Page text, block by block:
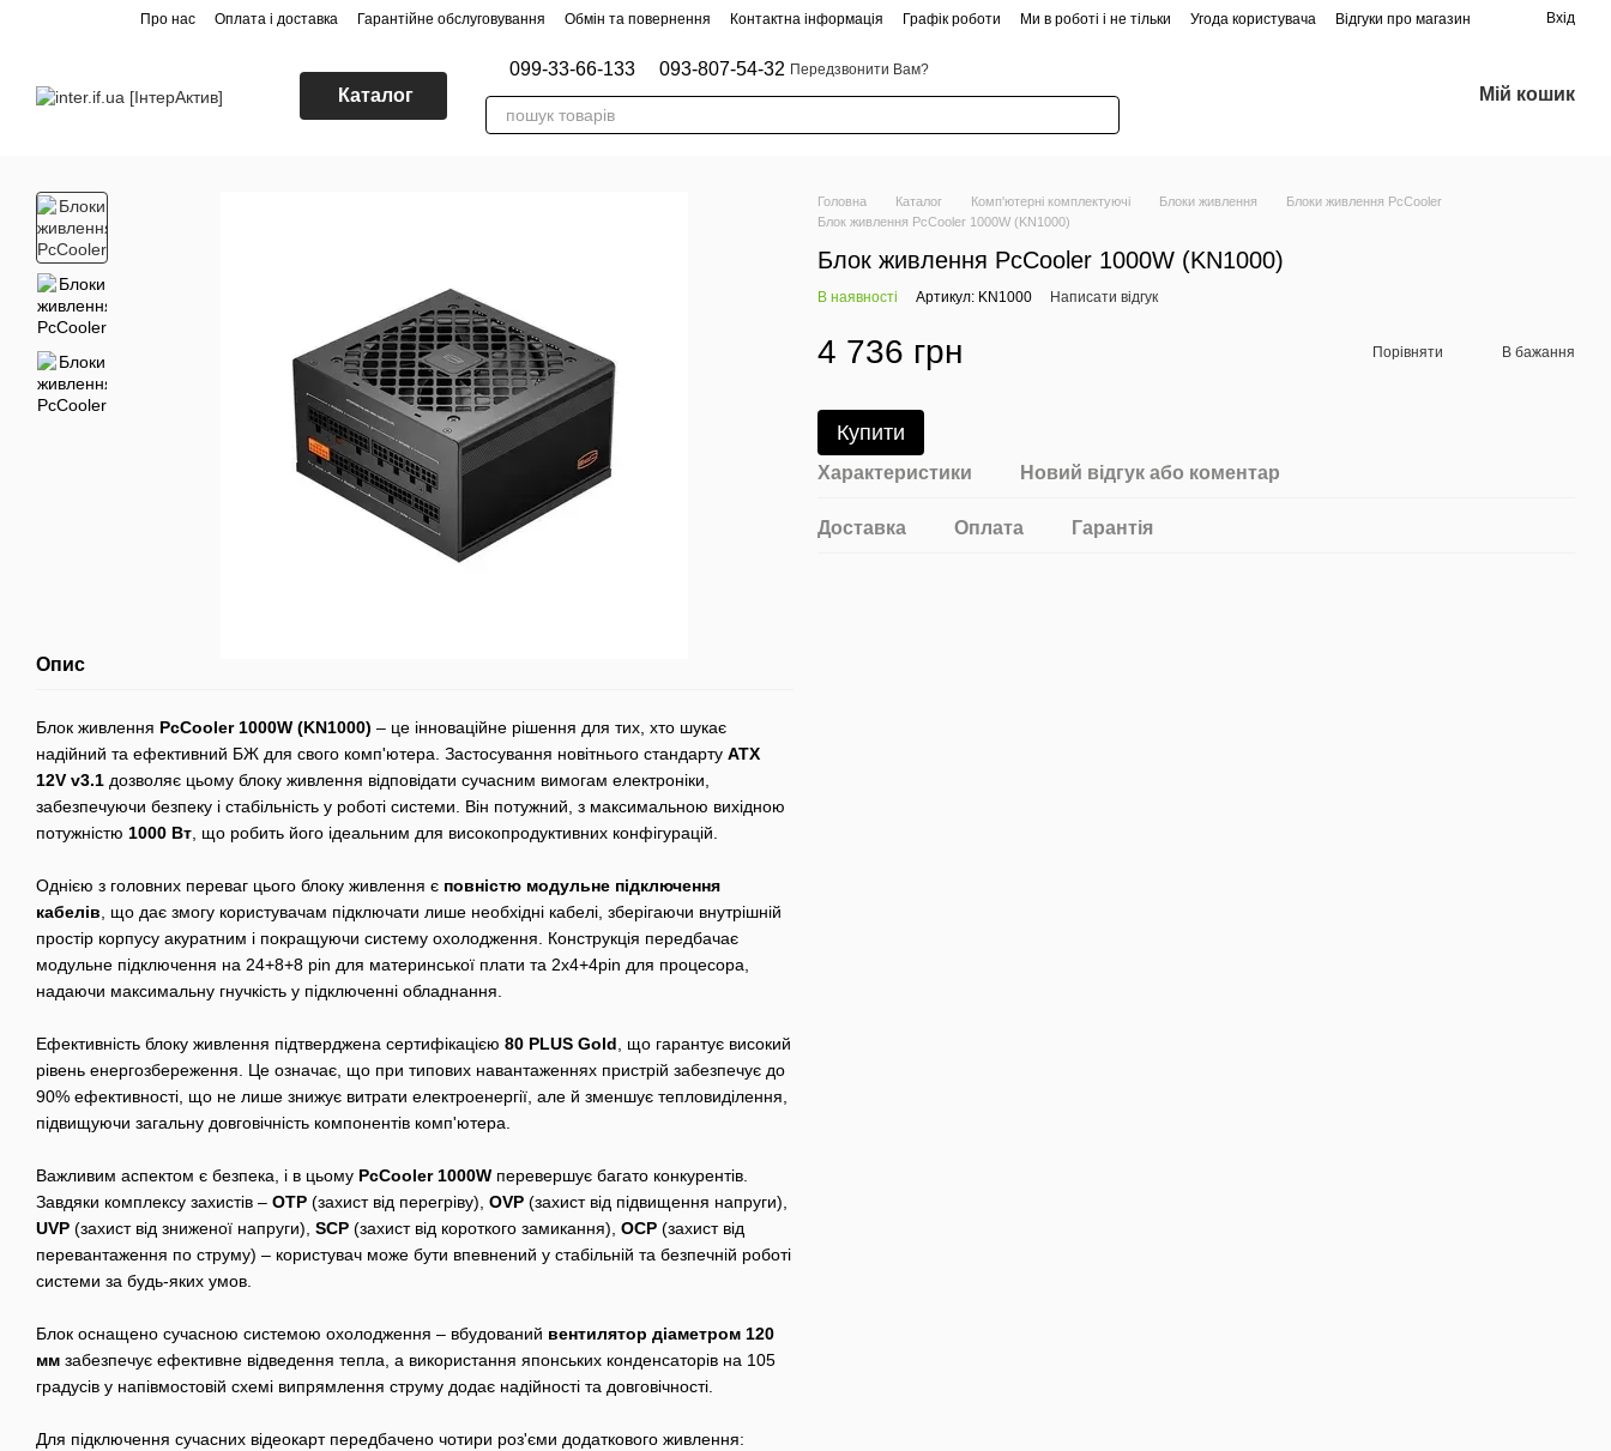
Перейти до основного контенту
Про нас Оплата і доставка Гарантійне обслуговування Обмін та повернення Контактна інформація Графік роботи Ми в роботі і не тільки Угода користувача Відгуки про магазин Вхід
Каталог
099-33-66-133 093-807-54-32 Передзвонити Вам?
Мій кошик
Опис
Блок живлення PcCooler 1000W (KN1000) – це інноваційне рішення для тих, хто шукає
надійний та ефективний БЖ для свого комп'ютера. Застосування новітнього стандарту ATX
12V v3.1 дозволяє цьому блоку живлення відповідати сучасним вимогам електроніки,
забезпечуючи безпеку і стабільність у роботі системи. Він потужний, з максимальною вихідною
потужністю 1000 Вт , що робить його ідеальним для високопродуктивних конфігурацій.
Однією з головних переваг цього блоку живлення є повністю модульне підключення
кабелів , що дає змогу користувачам підключати лише необхідні кабелі, зберігаючи внутрішній
простір корпусу акуратним і покращуючи систему охолодження. Конструкція передбачає
модульне підключення на 24+8+8 pin для материнської плати та 2x4+4pin для процесора,
надаючи максимальну гнучкість у підключенні обладнання.
Ефективність блоку живлення підтверджена сертифікацією 80 PLUS Gold , що гарантує високий
рівень енергозбереження. Це означає, що при типових навантаженнях пристрій забезпечує до
90% ефективності, що не лише знижує витрати електроенергії, але й зменшує тепловиділення,
підвищуючи загальну довговічність компонентів комп'ютера.
Важливим аспектом є безпека, і в цьому PcCooler 1000W перевершує багато конкурентів.
Завдяки комплексу захистів – OTP (захист від перегріву), OVP (захист від підвищення напруги),
UVP (захист від зниженої напруги), SCP (захист від короткого замикання), OCP (захист від
перевантаження по струму) – користувач може бути впевнений у стабільній та безпечній роботі
системи за будь-яких умов.
Блок оснащено сучасною системою охолодження – вбудований вентилятор діаметром 120
мм забезпечує ефективне відведення тепла, а використання японських конденсаторів на 105
градусів у напівмостовій схемі випрямлення струму додає надійності та довговічності.
Для підключення сучасних відеокарт передбачено чотири роз'єми додаткового живлення:
Головна Каталог Комп'ютерні комплектуючі Блоки живлення
Блоки живлення PcCooler
Блок живлення PcCooler 1000W (KN1000)
Блок живлення PcCooler 1000W (KN1000)
В наявності Артикул: KN1000 Написати відгук
4 736 грн Порівняти В бажання
Купити
Характеристики Новий відгук або коментар
Доставка Оплата Гарантія